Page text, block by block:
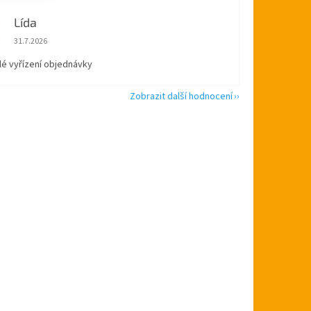
Lída
Hodnocení obchodu je 5 z 5 hvězdiček.
31.7.2026
vyřízení objednávky
Zobrazit další hodnocení